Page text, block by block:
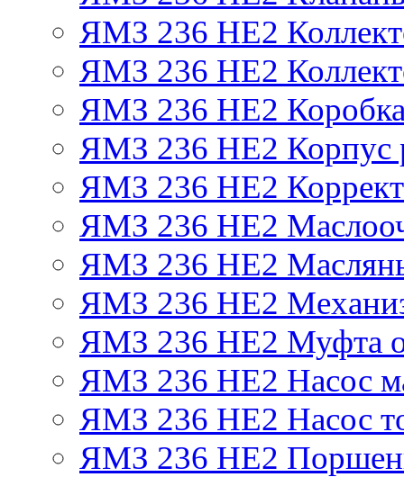
ЯМЗ 236 НЕ2
ЯМЗ 236 НЕ2
ЯМЗ 236 НЕ2 Коробка
ЯМЗ 236 НЕ2 Корпус
ЯМЗ 236 НЕ2
ЯМЗ 236 НЕ2
ЯМЗ 236 НЕ2
ЯМЗ 236 НЕ2
ЯМЗ 236 НЕ2 Муфта
ЯМЗ 236 НЕ2 Насос
ЯМЗ 236 НЕ2 Насос
ЯМЗ 236 НЕ2